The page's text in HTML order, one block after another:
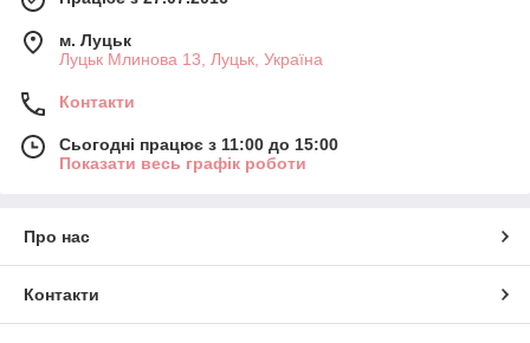
м. Луцьк
Луцьк Млинова 13, Луцьк, Україна
Контакти
Сьогодні працює з 11:00 до 15:00
Показати весь графік роботи
Про нас
Контакти